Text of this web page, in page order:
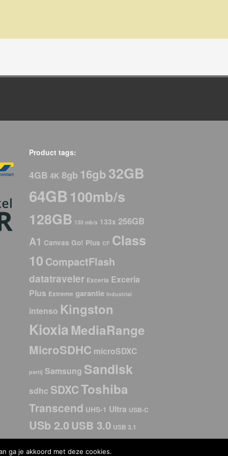
Product tags:
4GB 4K 8gb16gb32GB
64GB100mb/s
128GB 130 mb/s 133x 256GB
A1 Canvas Go! Plus CF Class
10 CompactFlash
datatraveler Exceria Exceria
Plus Extreme garantie Industrial
intenso Kingston
Kioxia MediaRange
MicroSDHC microSDXC
partij Samsung Sandisk
sdhc SDXCToshiba
Transcend UHS-1 Ultra USB-C
USb 2.0 USB 3.0 USB 3.1
USB 3.2USB stick
ga je akkoord met deze cookies.